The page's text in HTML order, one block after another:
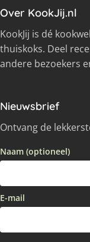
Over KookJij.nl
KookJij is dé
thuiskoks. Deel
andere bezoekers
Nieuwsbrief
Ontvang de
Naam (optioneel)
E-mail